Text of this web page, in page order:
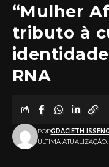
“Mulher
tributo à
RNA
ULTIMA
PORGRACIETH